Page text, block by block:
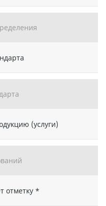
(услуги)
отметку *